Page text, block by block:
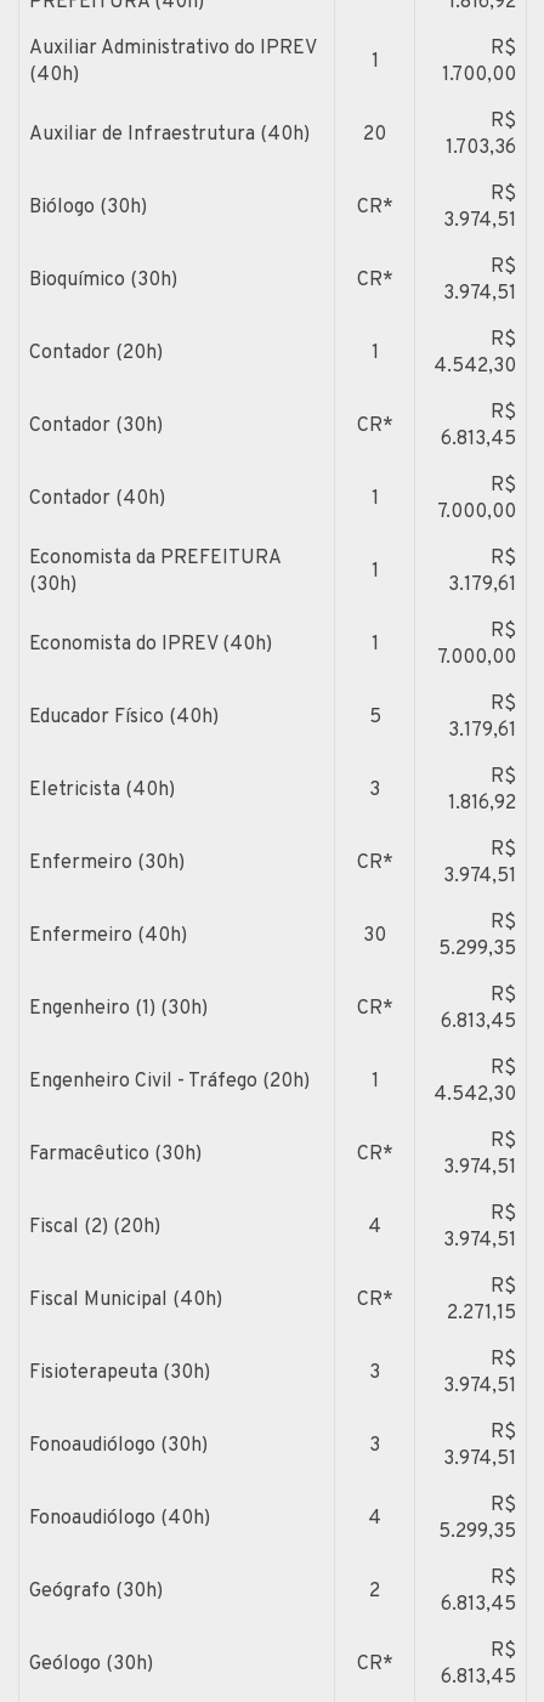
Auxiliar Administrativo do IPREV
(40h)
1
R$
1.700,00
Auxiliar de Infraestrutura (40h) 20
R$
1.703,36
Biólogo (30h) CR*
R$
3.974,51
Bioquímico (30h) CR*
R$
3.974,51
Contador (20h) 1
R$
4.542,30
Contador (30h) CR*
R$
6.813,45
Contador (40h) 1
R$
7.000,00
Economista da PREFEITURA
(30h)
1
R$
3.179,61
Economista do IPREV (40h) 1
R$
7.000,00
Educador Físico (40h) 5
R$
3.179,61
Eletricista (40h) 3
R$
1.816,92
Enfermeiro (30h) CR*
R$
3.974,51
Enfermeiro (40h) 30
R$
5.299,35
Engenheiro (1) (30h) CR*
R$
6.813,45
Engenheiro Civil - Tráfego (20h) 1
R$
4.542,30
Farmacêutico (30h) CR*
R$
3.974,51
Fiscal (2) (20h) 4
R$
3.974,51
Fiscal Municipal (40h) CR*
R$
2.271,15
Fisioterapeuta (30h) 3
R$
3.974,51
Fonoaudiólogo (30h) 3
R$
3.974,51
Fonoaudiólogo (40h) 4
R$
5.299,35
Geógrafo (30h) 2
R$
6.813,45
Geólogo (30h) CR*
R$
6.813,45